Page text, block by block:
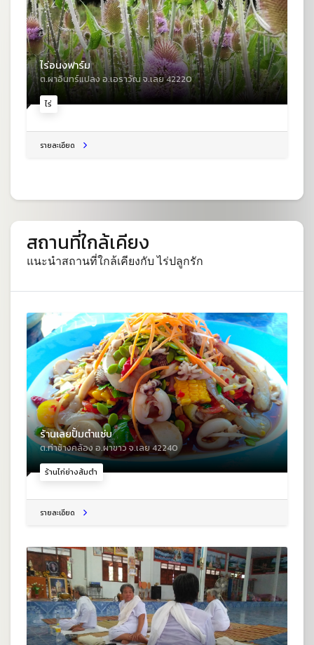
ไร่
ไร่อนงฟาร์ม
ต.ผาอินทร์แปลง อ.เอราวัณ จ.เลย 42220
รายละเอียด
สถานที่ใกล้เคียง
แนะนำสถานที่ใกล้เคียงกับ ไร่ปลูกรัก
ร้านไก่ย่างส้มตำ
ร้านเลยปั้มตำแซ่บ
ต.ท่าช้างคล้อง อ.ผาขาว จ.เลย 42240
รายละเอียด